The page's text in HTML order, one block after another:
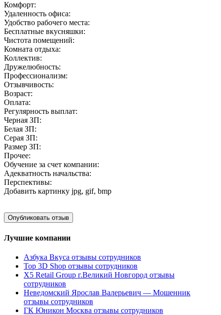
Комфорт:
Удаленность офиса:
Удобство рабочего места:
Бесплатные вкусняшки:
Чистота помещений:
Комната отдыха:
Коллектив:
Дружелюбность:
Профессионализм:
Отзывчивость:
Возраст:
Оплата:
Регулярность выплат:
Черная ЗП:
Белая ЗП:
Серая ЗП:
Размер ЗП:
Прочее:
Обучение за счет компании:
Адекватность начальства:
Перспективы:
Добавить картинку jpg, gif, bmp
Лучшие компании
Азбука Вкуса отзывы сотрудников
Top 3D Shop отзывы сотрудников
X5 Retail Group г.Великий Новгород отзывы
сотрудников
Неведомский Ярослав Валерьевич — Мошенник
отзывы сотрудников
ГК Юникон Москва отзывы сотрудников